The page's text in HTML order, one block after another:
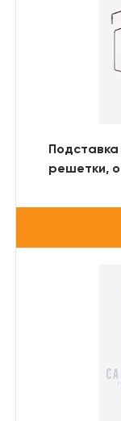
решетки,